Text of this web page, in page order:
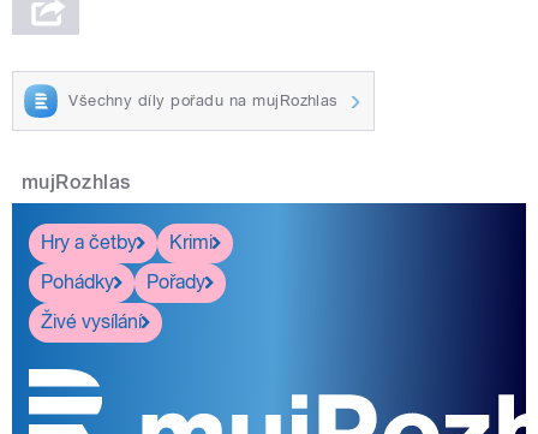
Všechny díly pořadu na mujRozhlas
mujRozhlas
Hry a četby
Krimi
Pohádky
Pořady
Živé vysílání